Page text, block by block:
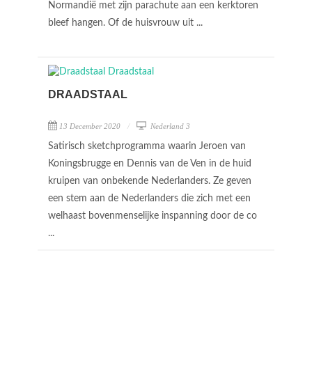
Normandië met zijn parachute aan een kerktoren
bleef hangen. Of de huisvrouw uit ...
DRAADSTAAL
13 December 2020 Nederland 3
Satirisch sketchprogramma waarin Jeroen van
Koningsbrugge en Dennis van de Ven in de huid
kruipen van onbekende Nederlanders. Ze geven
een stem aan de Nederlanders die zich met een
welhaast bovenmenselijke inspanning door de co
...